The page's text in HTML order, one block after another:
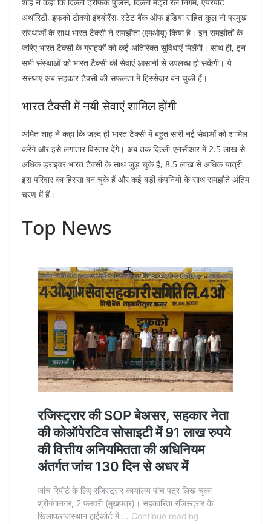
अथॉरिटी, इफको टोक्यो इंश्योरेंस, स्टेट बैंक ऑफ इंडिया सहित कुल नौ प्रमुख
संस्थाओं के साथ भारत टैक्सी ने समझौता (एमओयू) किया है। इन समझौतों के
जरिए भारत टैक्सी के ग्राहकों को कई अतिरिक्त सुविधाएं मिलेंगी। साथ ही, इन
सभी संस्थाओं को भारत टैक्सी की सेवाएं आसानी से उपलब्ध हो सकेंगी। ये
संस्थाएं अब सहकार टैक्सी की सफलता में हिस्सेदार बन चुकी हैं।
भारत टैक्सी में नयी सेवाएं शामिल होंगी
अमित शाह ने कहा कि जल्द ही भारत टैक्सी में बहुत सारी नई सेवाओं को शामिल
करेंगे और इसे लगातार विस्तार देंगे। अब तक दिल्ली-एनसीआर में 2.5 लाख से
अधिक ड्राइवर भारत टैक्सी के साथ जुड़ चुके है, 8.5 लाख से अधिक यात्री
इस परिवार का हिस्सा बन चुके हैं और कई बड़ी कंपनियों के साथ समझौते अंतिम
चरण में हैं।
Top News